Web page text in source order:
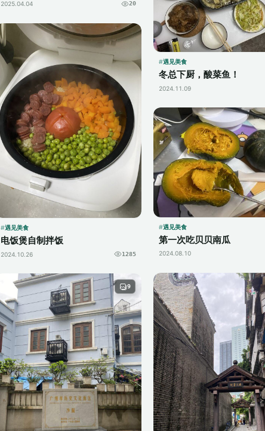
2025.04.04 20
遇见美食
冬总下厨，酸菜鱼！
2024.11.09
遇见美食
电饭煲自制拌饭
2024.10.26 1285
遇见美食
第一次吃贝贝南瓜
2024.08.10
9